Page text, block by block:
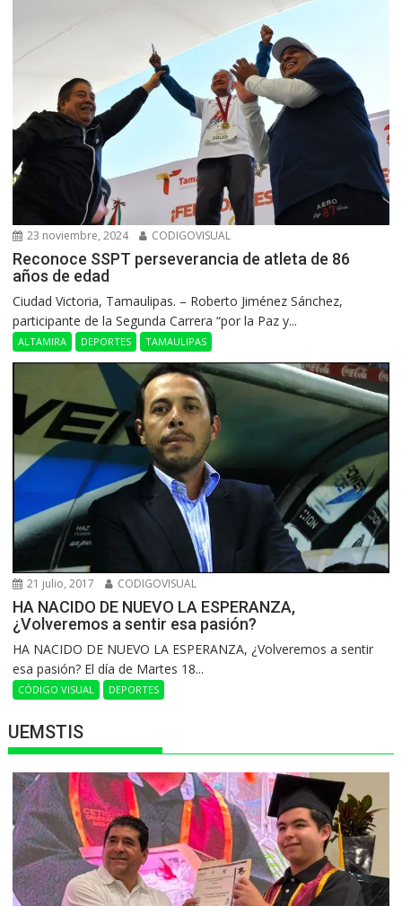
23 noviembre, 2024 CODIGOVISUAL
Reconoce SSPT perseverancia de atleta de 86
años de edad
Ciudad Victoria, Tamaulipas. – Roberto Jiménez Sánchez,
participante de la Segunda Carrera “por la Paz y...
ALTAMIRA DEPORTES TAMAULIPAS
21 julio, 2017 CODIGOVISUAL
HA NACIDO DE NUEVO LA ESPERANZA,
¿Volveremos a sentir esa pasión?
HA NACIDO DE NUEVO LA ESPERANZA, ¿Volveremos a sentir
esa pasión? El día de Martes 18...
CÓDIGO VISUAL DEPORTES
UEMSTIS